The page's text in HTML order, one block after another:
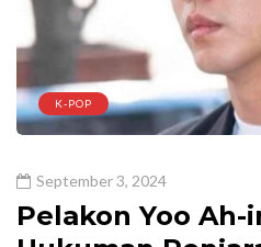
K-POP
September 3, 2024
Pelakon Yoo Ah-